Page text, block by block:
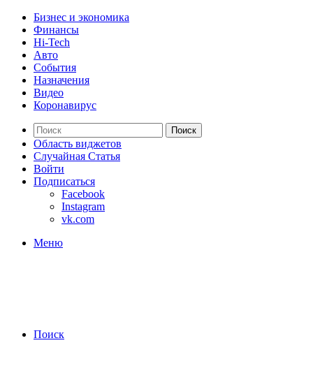
Бизнес и экономика
Финансы
Hi-Tech
Авто
События
Назначения
Видео
Коронавирус
Поиск
Область виджетов
Случайная Статья
Войти
Подписаться
Facebook
Instagram
vk.com
Меню
Поиск